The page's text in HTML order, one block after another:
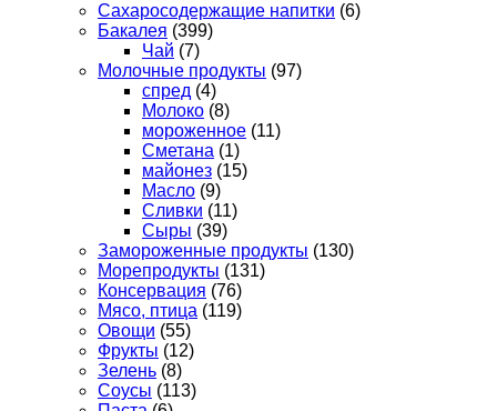
Сахаросодержащие напитки (6)
Бакалея (399)
Чай (7)
Молочные продукты (97)
спред (4)
Молоко (8)
мороженное (11)
Сметана (1)
майонез (15)
Масло (9)
Сливки (11)
Сыры (39)
Замороженные продукты (130)
Морепродукты (131)
Консервация (76)
Мясо, птица (119)
Овощи (55)
Фрукты (12)
Зелень (8)
Соусы (113)